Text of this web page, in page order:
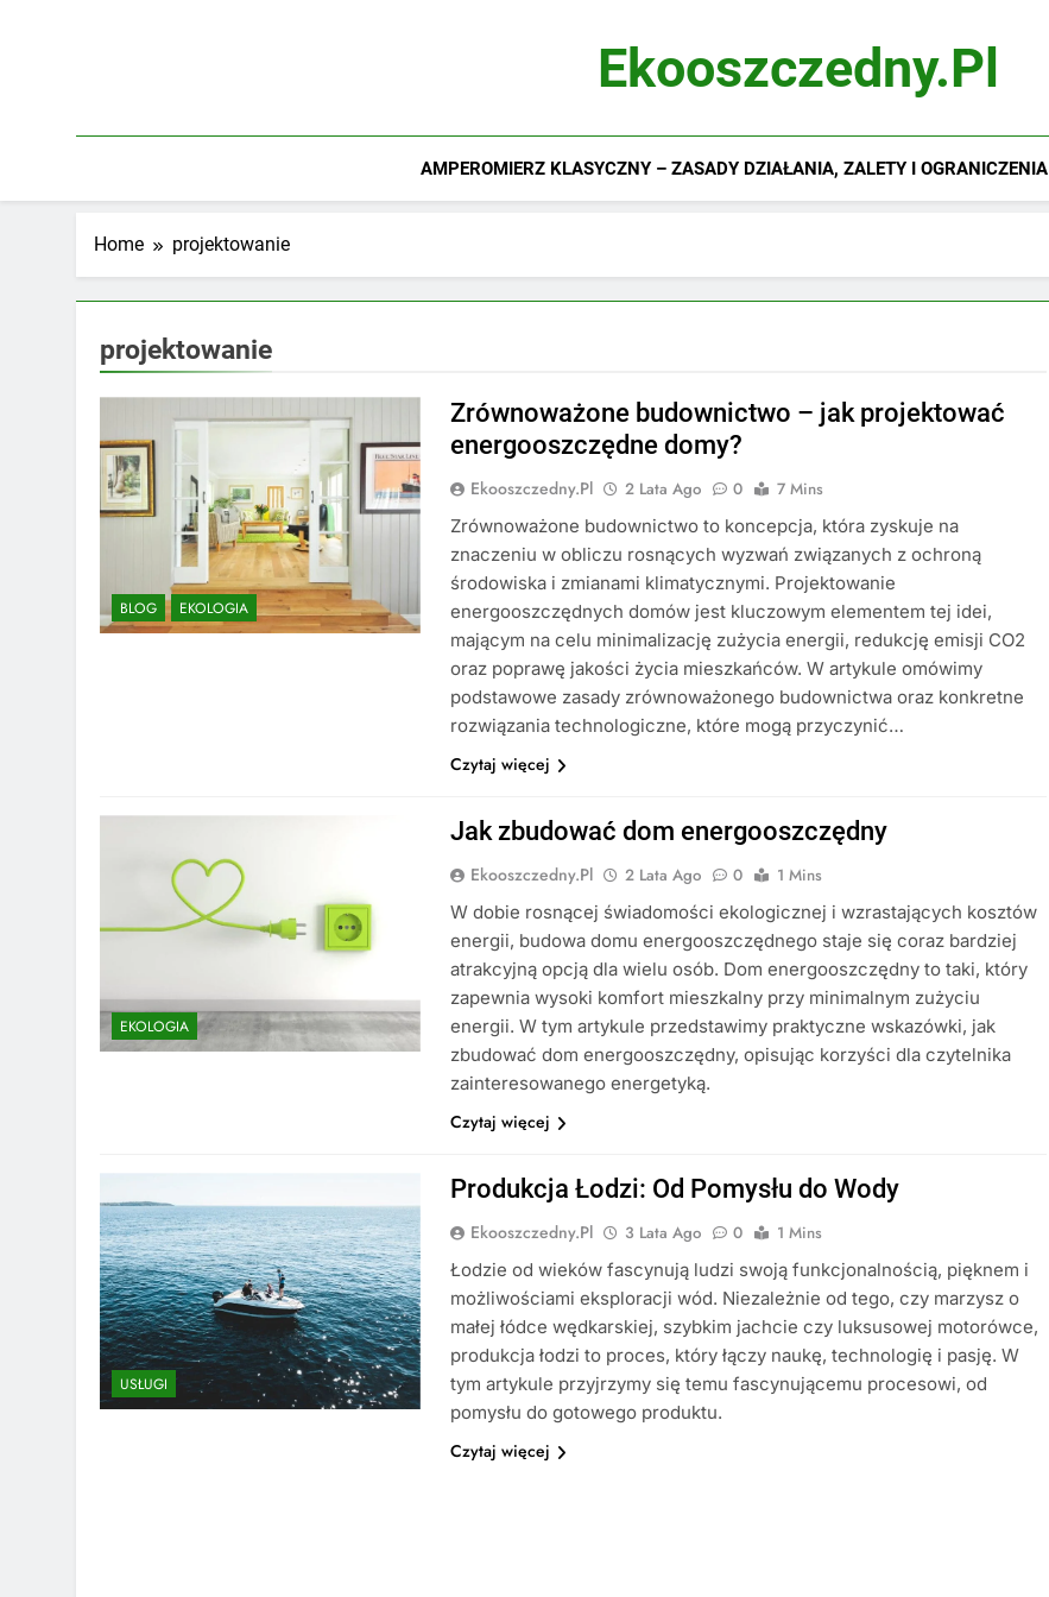
Ekooszczedny.pl
AMPEROMIERZ KLASYCZNY – ZASADY DZIAŁANIA, ZALETY I OGRANICZENIA
Home projektowanie
projektowanie
BLOG EKOLOGIA
Zrównoważone budownictwo – jak projektować
energooszczędne domy?
Ekooszczedny.pl 2 Lata Ago 0
7 Mins
Zrównoważone budownictwo to koncepcja, która zyskuje na
znaczeniu w obliczu rosnących wyzwań związanych z ochroną
środowiska i zmianami klimatycznymi. Projektowanie
energooszczędnych domów jest kluczowym elementem tej idei,
mającym na celu minimalizację zużycia energii, redukcję emisji CO2
oraz poprawę jakości życia mieszkańców. W artykule omówimy
podstawowe zasady zrównoważonego budownictwa oraz konkretne
rozwiązania technologiczne, które mogą przyczynić…
Czytaj więcej
EKOLOGIA
Jak zbudować dom energooszczędny
Ekooszczedny.pl 2 Lata Ago 0
1 Mins
W dobie rosnącej świadomości ekologicznej i wzrastających kosztów
energii, budowa domu energooszczędnego staje się coraz bardziej
atrakcyjną opcją dla wielu osób. Dom energooszczędny to taki, który
zapewnia wysoki komfort mieszkalny przy minimalnym zużyciu
energii. W tym artykule przedstawimy praktyczne wskazówki, jak
zbudować dom energooszczędny, opisując korzyści dla czytelnika
zainteresowanego energetyką.
Czytaj więcej
USŁUGI
Produkcja Łodzi: Od Pomysłu do Wody
Ekooszczedny.pl 3 Lata Ago 0
1 Mins
Łodzie od wieków fascynują ludzi swoją funkcjonalnością, pięknem i
możliwościami eksploracji wód. Niezależnie od tego, czy marzysz o
małej łódce wędkarskiej, szybkim jachcie czy luksusowej motorówce,
produkcja łodzi to proces, który łączy naukę, technologię i pasję. W
tym artykule przyjrzymy się temu fascynującemu procesowi, od
pomysłu do gotowego produktu.
Czytaj więcej